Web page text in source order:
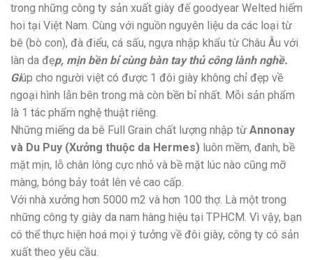
trong những công ty sản xuất giày đế goodyear Welted hiếm
hoi tại Việt Nam. Cùng với nguồn nguyên liệu da các loại từ
bê (bò con), đà điểu, cá sấu, ngựa nhập khẩu từ Châu Âu với
làn da đẹp, mịn bền bỉ cùng bàn tay thủ công lành nghề.
Giúp cho người việt có được 1 đôi giày không chỉ đẹp về
ngoại hình lẫn bên trong mà còn bền bỉ nhất. Mỗi sản phẩm
là 1 tác phẩm nghệ thuật riêng.
Những miếng da bê Full Grain chất lượng nhập từ Annonay
và Du Puy (Xưởng thuộc da Hermes) luôn mềm, đanh, bề
mặt mịn, lỗ chân lông cực nhỏ và bề mặt lúc nào cũng mỡ
màng, bóng bảy toát lên vẻ cao cấp.
Với nhà xưởng hơn 5000 m2 và hơn 100 thợ. Là một trong
những công ty giày da nam hàng hiệu tại TPHCM. Vì vậy, bạn
có thể thực hiện hoá mọi ý tưởng về đôi giày, công ty có sản
xuất theo yêu cầu.